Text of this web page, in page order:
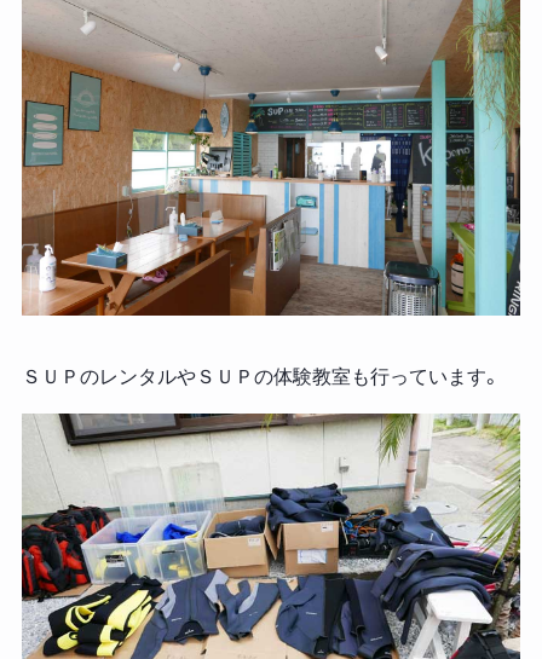
ＳＵＰのレンタルやＳＵＰの体験教室も行っています。